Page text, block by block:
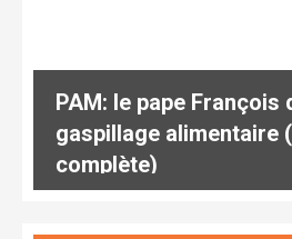
PAM: le pape François
gaspillage alimentaire
complète)